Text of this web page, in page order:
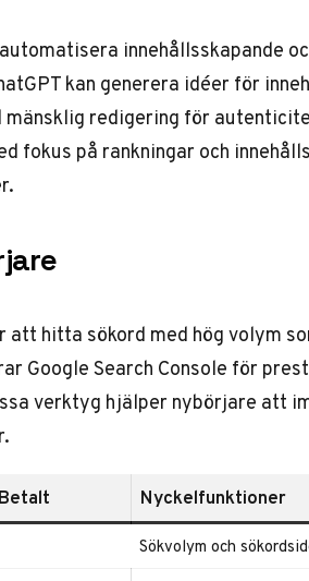
innehållsskapande
kan generera idéer för
redigering för
fokus på rankningar och
hitta sökord med hög volym
Google Search Console för
verktyg hjälper nybörjare att
Nyckelfunktioner
Sökvolym och